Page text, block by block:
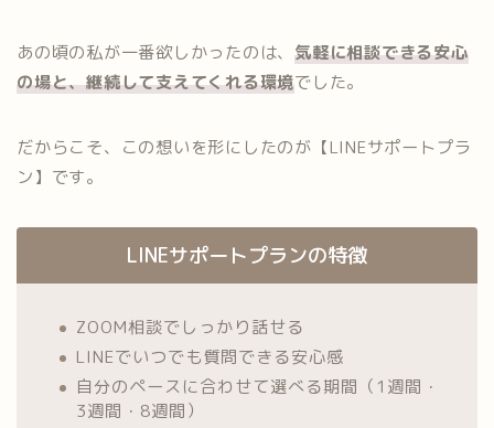
あの頃の私が一番欲しかったのは、気軽に相談できる安心
の場と、継続して支えてくれる環境でした。
だからこそ、この想いを形にしたのが【LINEサポートプラ
ン】です。
LINEサポートプランの特徴
ZOOM相談でしっかり話せる
LINEでいつでも質問できる安心感
自分のペースに合わせて選べる期間（1週間・
3週間・8週間）